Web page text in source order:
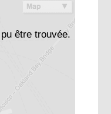
être trouvée.